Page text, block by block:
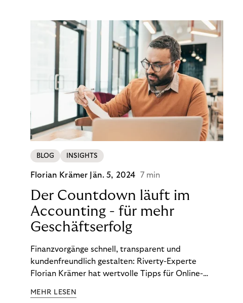
BLOG INSIGHTS
Florian Krämer Jän. 5, 2024 7 min
Der Countdown läuft im
Accounting - für mehr
Geschäftserfolg
Finanzvorgänge schnell, transparent und
kundenfreundlich gestalten: Riverty-Experte
Florian Krämer hat wertvolle Tipps für Online-
möchten.
MEHR LESEN